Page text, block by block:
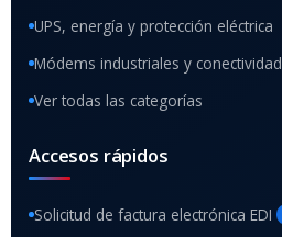
UPS, energía y protección eléctrica
Módems industriales y conectividad
Ver todas las categorías
Accesos rápidos
Solicitud de factura electrónica EDI